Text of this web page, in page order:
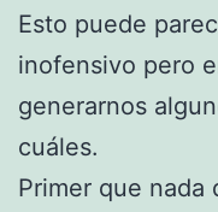
Esto puede
inofensivo pero
generarnos
cuáles.
Primer que nada